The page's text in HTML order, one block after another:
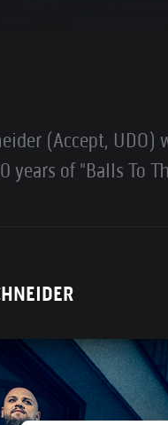
(Accept,
years of "Balls To